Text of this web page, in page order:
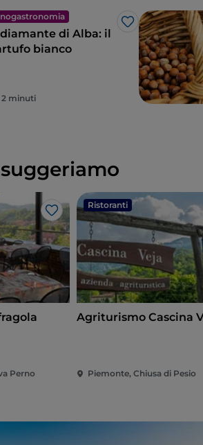
Like
di Alba: il
bianco
2 minuti
Like
Perno
Ristoranti
Agriturismo Cascina
Piemonte, Chiusa di Pesio